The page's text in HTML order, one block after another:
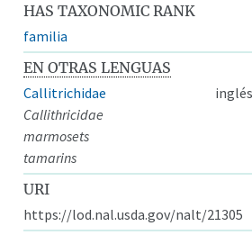
HAS TAXONOMIC RANK
familia
EN OTRAS LENGUAS
Callitrichidae
inglés
Callithricidae
marmosets
tamarins
URI
https://lod.nal.usda.gov/nalt/21305